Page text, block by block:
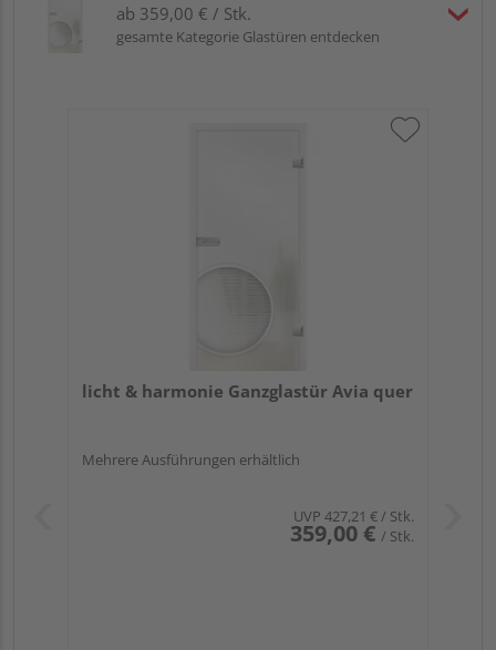
ab 359,00 € / Stk.
gesamte Kategorie Glastüren entdecken
licht & harmonie Ganzglastür Avia quer
Mehrere Ausführungen erhältlich
UVP 427,21 €/ Stk.
359,00 € / Stk.